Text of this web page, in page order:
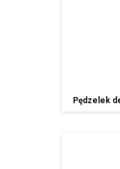
Pędzelek
Wyrażam zgodę na
powyższym formularzu
ul. Schonów 3 w celu
pouczeniem dotyczącym
kwietnia 2016 r. (Dz. Urz.
administratorem